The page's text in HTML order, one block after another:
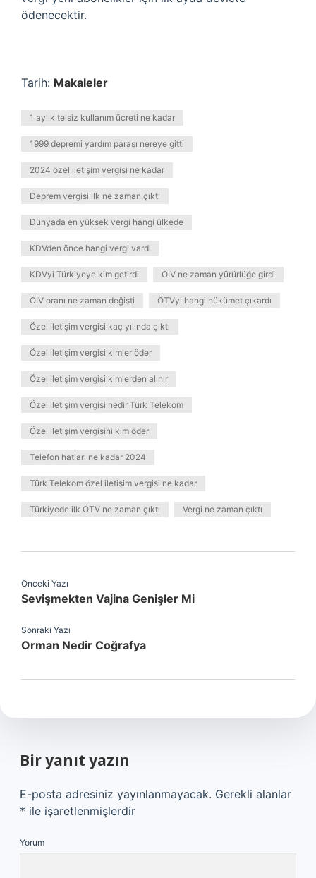
ödenecektir.
Tarih: Makaleler
1 aylık telsiz kullanım ücreti ne kadar
1999 depremi yardım parası nereye gitti
2024 özel iletişim vergisi ne kadar
Deprem vergisi ilk ne zaman çıktı
Dünyada en yüksek vergi hangi ülkede
KDVden önce hangi vergi vardı
KDVyi Türkiyeye kim getirdi ÖİV ne zaman yürürlüğe girdi
ÖİV oranı ne zaman değişti ÖTVyi hangi hükümet çıkardı
Özel iletişim vergisi kaç yılında çıktı
Özel iletişim vergisi kimler öder
Özel iletişim vergisi kimlerden alınır
Özel iletişim vergisi nedir Türk Telekom
Özel iletişim vergisini kim öder
Telefon hatları ne kadar 2024
Türk Telekom özel iletişim vergisi ne kadar
Türkiyede ilk ÖTV ne zaman çıktı Vergi ne zaman çıktı
Önceki Yazı
Sevişmekten Vajina Genişler Mi
Sonraki Yazı
Orman Nedir Coğrafya
Bir yanıt yazın
E-posta adresiniz yayınlanmayacak. Gerekli alanlar
* ile işaretlenmişlerdir
Yorum